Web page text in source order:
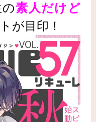
の素人だけど
が目印！